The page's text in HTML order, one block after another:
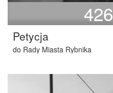
426
Petycja
do Rady Miasta Rybnika